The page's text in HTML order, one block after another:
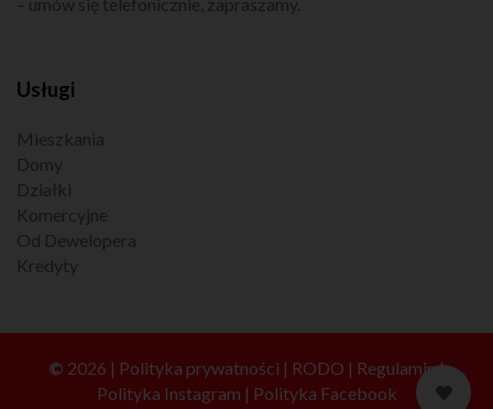
Usługi
Mieszkania
Domy
Działki
Komercyjne
Od Dewelopera
Kredyty
© 2026 | Polityka prywatności | RODO | Regulamin|
Polityka Instagram | Polityka Facebook